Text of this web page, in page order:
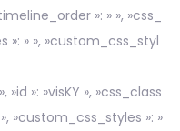
»: » », »css_
»: » », »custom_css_styl
»: »visKY », »css_class
»custom_css_styles »: »